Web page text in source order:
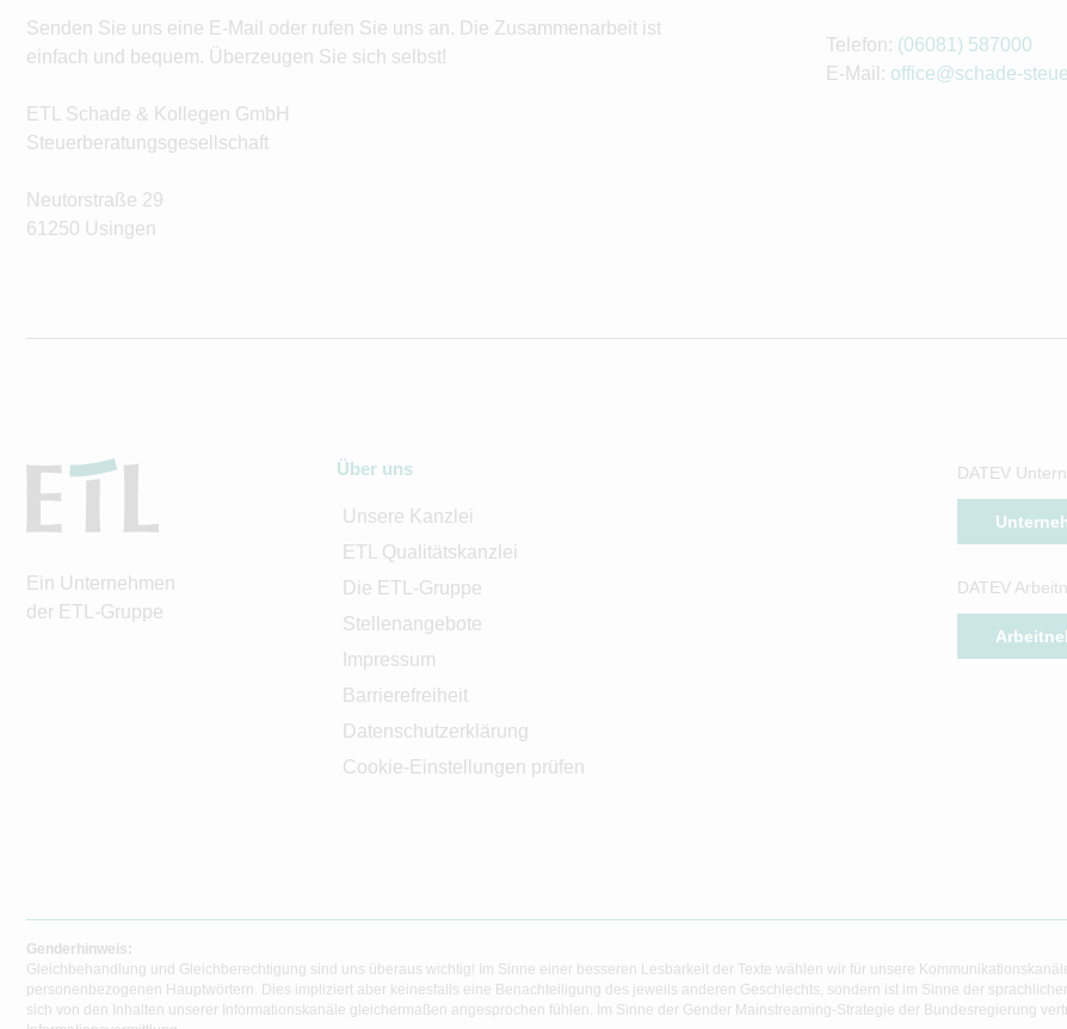
Senden Sie uns eine E-Mail oder rufen Sie uns an. Die Zusammenarbeit ist
einfach und bequem. Überzeugen Sie sich selbst!
ETL Schade & Kollegen GmbH
Steuerberatungsgesellschaft
Neutorstraße 29
61250 Usingen
Telefon: (06081) 587000
E-Mail: office@schade-
Ein Unternehmen
der ETL-Gruppe
Über uns
Unsere Kanzlei
ETL Qualitätskanzlei
Die ETL-Gruppe
Stellenangebote
Impressum
Barrierefreiheit
Datenschutzerklärung
Cookie-Einstellungen prüfen
DATEV
DATEV
Genderhinweis:
Gleichbehandlung und Gleichberechtigung sind uns überaus wichtig! Im Sinne einer besseren Lesbarkeit der Texte wählen wir für unsere
personenbezogenen Hauptwörtern. Dies impliziert aber keinesfalls eine Benachteiligung des jeweils anderen Geschlechts, sondern ist im Sinne der
sich von den Inhalten unserer Informationskanäle gleichermaßen angesprochen fühlen. Im Sinne der Gender Mainstreaming-Strategie der Bundesregierung